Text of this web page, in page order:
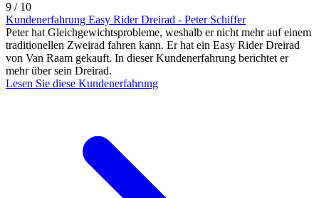
9 / 10
Kundenerfahrung Easy Rider Dreirad - Peter Schiffer
Peter hat Gleichgewichtsprobleme, weshalb er nicht mehr auf einem
traditionellen Zweirad fahren kann. Er hat ein Easy Rider Dreirad
von Van Raam gekauft. In dieser Kundenerfahrung berichtet er
mehr über sein Dreirad.
Lesen Sie diese Kundenerfahrung